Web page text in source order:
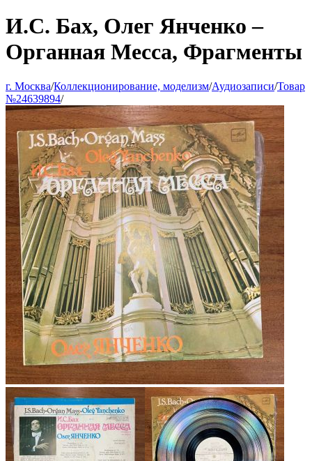
И.С. Бах, Олег Янченко –
Органная Месса, Фрагменты
г. Москва/Коллекционирование, моделизм/Аудиозаписи/Товар
№24639894/